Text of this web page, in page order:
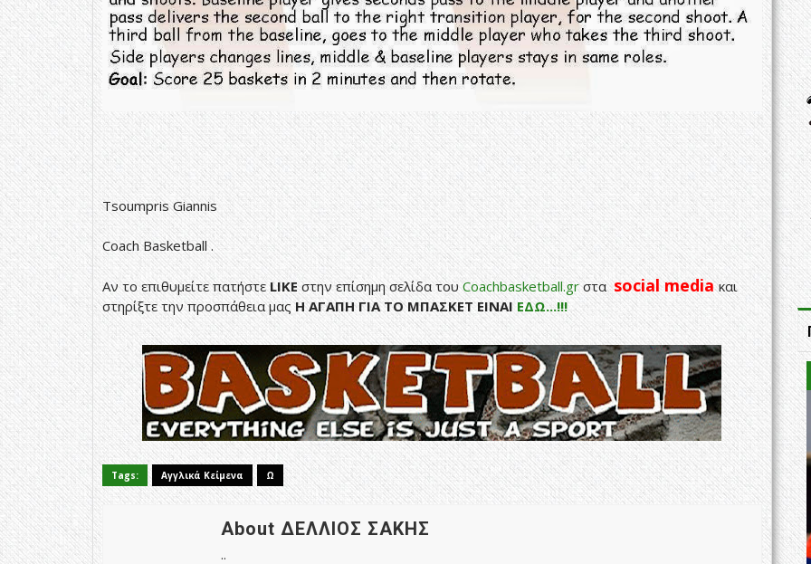
Tsoumpris Giannis
Coach Basketball .
Αν το επιθυμείτε πατήστεLIKE στην επίσημη σελίδα του Coachbasketball.gr στα social mediaκαι
στηρίξτε την προσπάθεια μας H ΑΓΑΠΗ ΓΙΑ ΤΟ ΜΠΑΣΚΕΤ ΕΙΝΑΙ ΕΔΩ...!!!
Tags: Αγγλικά Κείμενα Ω
About ΔΕΛΛΙΟΣ ΣΑΚΗΣ
..